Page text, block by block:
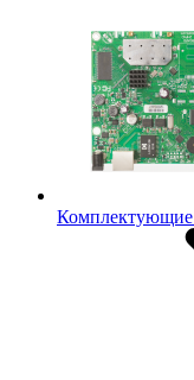
Комплектующие